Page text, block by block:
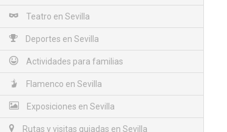
Teatro en Sevilla
Deportes en Sevilla
Actividades para familias
Flamenco en Sevilla
Exposiciones en Sevilla
Rutas y visitas guiadas en Sevilla